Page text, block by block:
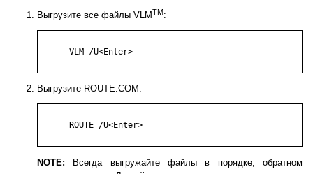
Выгрузите все файлы VLMTM:
      VLM /U<Enter>
Выгрузите ROUTE.COM:
      ROUTE /U<Enter>
NOTE:
Всегда выгружайте файлы в порядке, обратном